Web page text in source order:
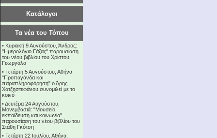
Κατάλογοι
Τα νέα του Τόπου
• Κυριακή 9 Αυγούστου, Άνδρος:
"Ημερολόγιο Γάζας" παρουσίαση
του νέου βιβλίου του Χρίστου
Γεωργάλα
• Τετάρτη 5 Αυγούστου, Αθήνα:
"Προπαγάνδα και
παραπληροφόρηση" ο Άρης
Χατζηστεφάνου συνομιλεί με το
κοινό
•Δευτέρα 24 Αυγούστου,
Μονεμβασιά: "Μουσείο,
εκπαίδευση και κοινωνία"
παρουσίαση του νέου βιβλίου του
Στάθη Γκότση
• Τετάρτη 22 Ιουλίου, Αθήνα: